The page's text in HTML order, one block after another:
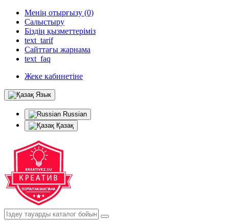
Менің отырғызу (0)
Салыстыру
Біздің қызметтеріміз
text_tarif
Сайттағы жарнама
text_faq
Жеке кабинетіне
Язык
Russian
Қазақ